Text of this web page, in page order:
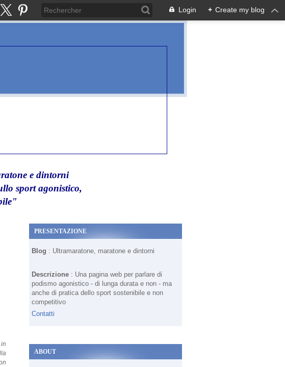
Login + Create my blog
e dintorni
sport agonistico,
PRESENTAZIONE
Blog : Ultramaratone, maratone e dintorni
Descrizione : Una pagina web per parlare di
podismo agonistico - di lunga durata e non - ma
anche di pratica dello sport sostenibile e non
competitivo
Contatti
ABOUT